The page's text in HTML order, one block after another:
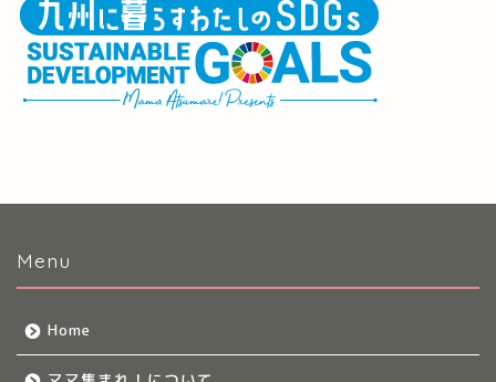
Menu
Home